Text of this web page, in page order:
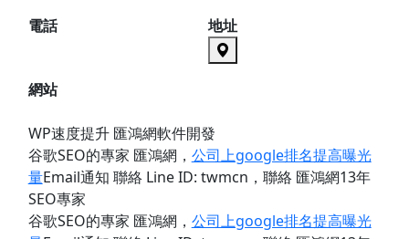
電話
地址
網站
WP速度提升 匯鴻網軟件開發
谷歌SEO的專家 匯鴻網 ， 公司上google排名提高曝光
量Email通知 聯絡 Line ID: twmcn ，聯絡 匯鴻網13年
SEO專家
谷歌SEO的專家 匯鴻網 ， 公司上google排名提高曝光